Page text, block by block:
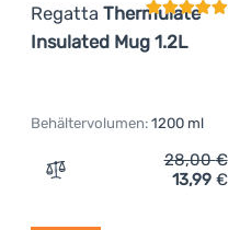
Regatta Thermulate
Insulated Mug 1.2L
Behältervolumen: 1200 ml
Zum Vergleich
28,00€
13,99 €